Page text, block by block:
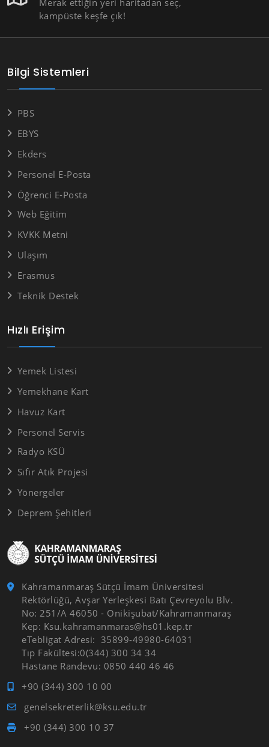
kampüste keşfe çık!
Kahramanmaraş Sütçü İmam Üniversitesi
Rektörlüğü, Avşar Yerleşkesi Batı Çevreyolu Blv.
No: 251/A 46050 - Onikişubat/Kahramanmaraş
Kep: Ksu.kahramanmaras@hs01.kep.tr
eTebligat Adresi: 35899-49980-64031
Tıp Fakültesi:0(344) 300 34 34
Hastane Randevu: 0850 440 46 46
+90 (344) 300 10 00
genelsekreterlik@ksu.edu.tr
+90 (344) 300 10 37
Hızlı Erişim
Yemek Listesi
Yemekhane Kart
Havuz Kart
Personel Servis
Radyo KSÜ
Sıfır Atık Projesi
Yönergeler
Deprem Şehitleri
Bilgi Sistemleri
PBS
EBYS
Ekders
Personel E-Posta
Öğrenci E-Posta
Web Eğitim
KVKK Metni
Ulaşım
Erasmus
Teknik Destek